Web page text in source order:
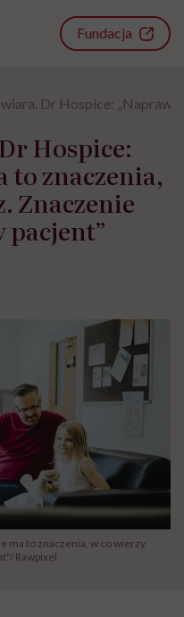
Fundacja
wiara. Dr Hospice:
Hospice:
to znaczenia,
Znaczenie
pacjent”
ma to znaczenia, w co wierzy
Rawpixel